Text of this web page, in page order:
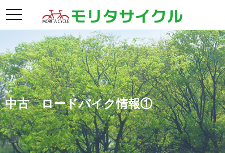
toggle
中古 ロードバイク情報①